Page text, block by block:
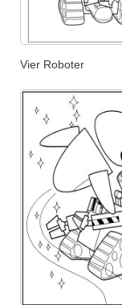
Vier Roboter